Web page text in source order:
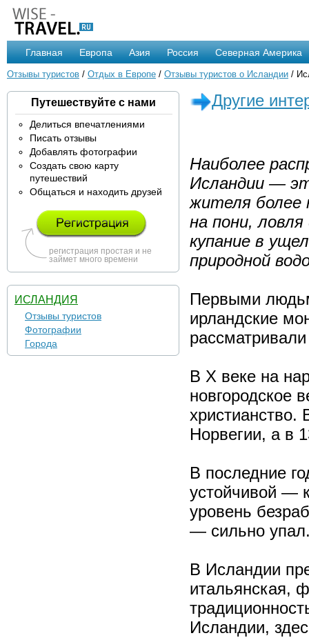
Главная Европа Азия Россия Северная Америка
Отзывы туристов / Отдых в Европе / Отзывы туристов о Исландии /
Путешествуйте с нами
Делиться впечатлениями
Писать отзывы
Добавлять фотографии
Создать свою карту
путешествий
Общаться и находить друзей
регистрация простая и не
займет много времени
ИСЛАНДИЯ
Отзывы туристов
Фотографии
Города
Другие
Наиболее
Исландии —
жителя более
на пони, ловля
купание в
природной
Первыми
ирландские
В X веке на
новгородское
Норвегии, а в
В последние
устойчивой —
уровень
— сильно
В Исландии
итальянская,
Исландии,